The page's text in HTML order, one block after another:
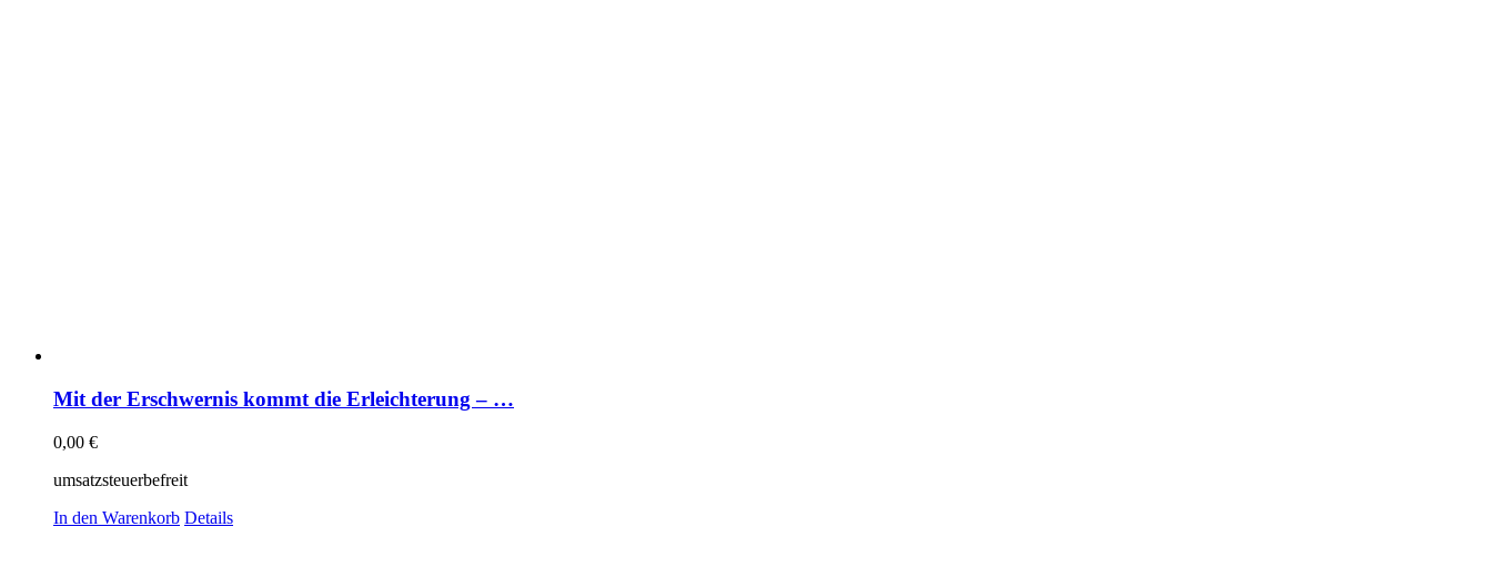
Mit der Erschwernis kommt die Erleichterung – …
0,00 €
umsatzsteuerbefreit
In den Warenkorb Details